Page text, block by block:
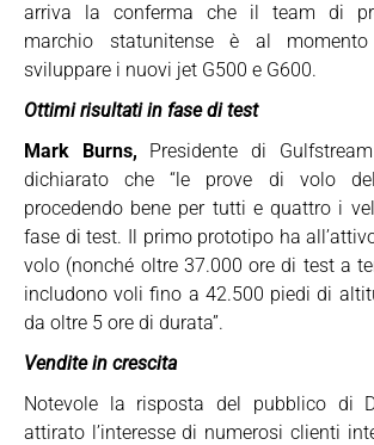
arriva la conferma che il team di
marchio statunitense è al
sviluppare i nuovi jet G500 e G600.
Ottimi risultati in fase di test
Mark Burns, Presidente di
dichiarato che “le prove di volo
procedendo bene per tutti e quattro i
fase di test. Il primo prototipo ha
volo (nonché oltre 37.000 ore di test a
includono voli fino a 42.500 piedi di
da oltre 5 ore di durata”.
Vendite in crescita
Notevole la risposta del pubblico di
attirato l’interesse di numerosi clienti